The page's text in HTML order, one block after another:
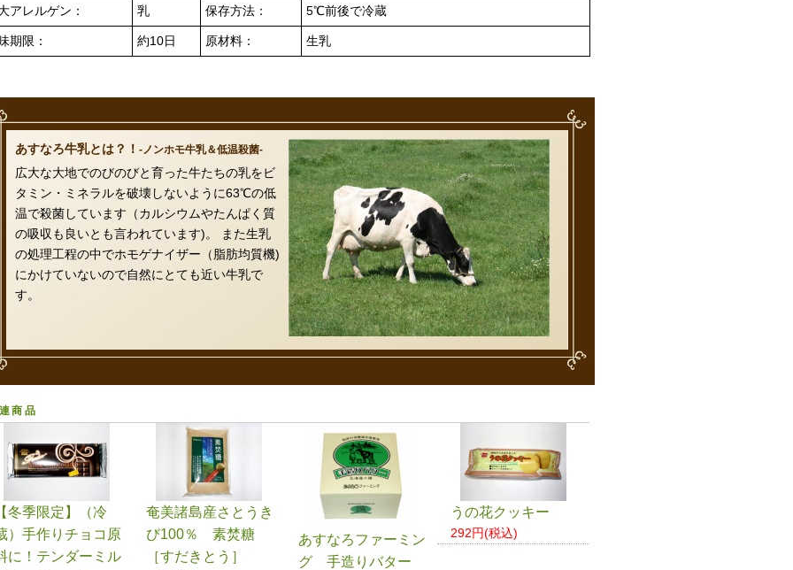
アレルゲン： 乳 保存方法： 5℃前後で冷蔵
期限： 約10日 原材料： 生乳
あすなろ牛乳とは？！ -ノンホモ牛乳＆低温殺菌-
広大な大地でのびのびと育った牛たちの乳をビ
タミン・ミネラルを破壊しないように63℃の低
温で殺菌しています（カルシウムやたんぱく質
の吸収も良いとも言われています)。 また生乳
の処理工程の中でホモゲナイザー（脂肪均質機)
にかけていないので自然にとても近い牛乳で
す。
商品
冬季限定】（冷
）手作りチョコ原
に！テンダーミル
奄美諸島産さとうき
び100％ 素焚糖
［すだきとう］
あすなろファーミン
グ 手造りバター
うの花クッキー
292円(税込)